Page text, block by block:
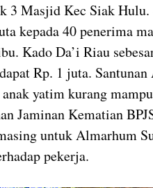
3 Masjid Kec Siak
kepada 40 penerima
Kado Da’i Riau
Rp. 1 juta.
yatim kurang
Jaminan Kematian
untuk Almarhum
pekerja.